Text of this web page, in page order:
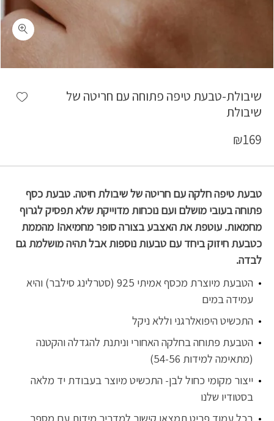
שיבולת-טבעת טיפה פתוחה עם חריטה של
שיבולת
₪169
טבעת טיפה חלקה עם חריטה של שיבולת חיטה. טבעת כסף
פתוחה בעובי מושלם ועם נוכחות מדוייקת שלא תפסיק לגרוף
מחמאות. עוטפת את האצבע בצורה סופר מחמיאה! מהממת
כטבעת חיזוק ביחד עם טבעות נוספות אבל תהיה מושלמת גם
לבדה.
הטבעת מיוצרת מכסף אמיתי 925 (סטרלינג סילבר) והיא
עמידה במים
התכשיט היפואלרגני וללא ניקל
הטבעת פתוחה בחלקה האחורי וניתנת להגדלה והקטנה
(מתאימה למידות 54-56)
ייצור מקומי כחול לבן- התכשיט מיוצר בעבודת יד מלאה
בסטודיו שלנו
בכל עמוד פריט תמצאו קישור למדריך מידות עם מספר